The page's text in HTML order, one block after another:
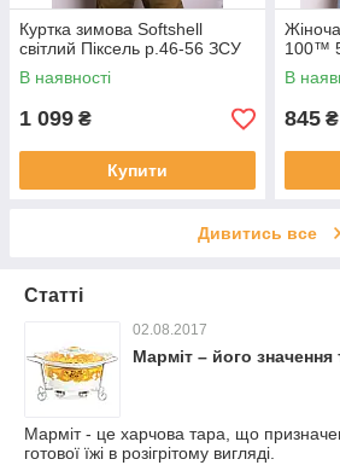
Куртка зимова Softshell
світлий Піксель р.46-56 ЗСУ
В наявності
1 099 ₴
Купити
100™
В
845 ₴
Дивитись все
Статті
02.08.2017
Марміт – його значення
Марміт - це харчова тара, що
готової їжі в розігрітому вигляді.